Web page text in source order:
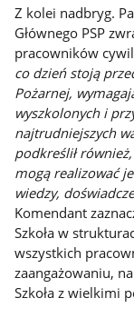
Z kolei nadbryg.
Głównego PSP
pracowników
co dzień stoją
Pożarnej,
wyszkolonych i
najtrudniejszych
podkreślił
mogą realizować
wiedzy,
Komendant
Szkoła w
wszystkich
zaangażowaniu,
Szkoła z wielkimi